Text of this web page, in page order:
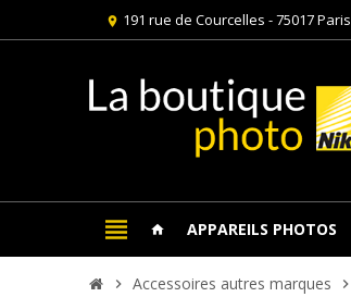
location_on 191 rue de Courcelles - 75017 Paris
view_headline home APPAREILS PHOTOS
chevron_right Accessoires autres marques chevron_right